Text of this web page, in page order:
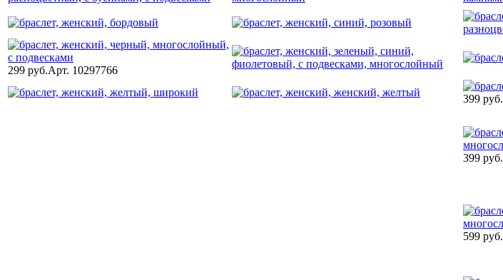
299 руб.Арт. 10297766
399 руб.
399 руб.
599 руб.